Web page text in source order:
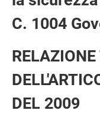
C. 1004
DEL 2009